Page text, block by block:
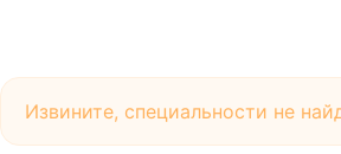
Извините, специальности не